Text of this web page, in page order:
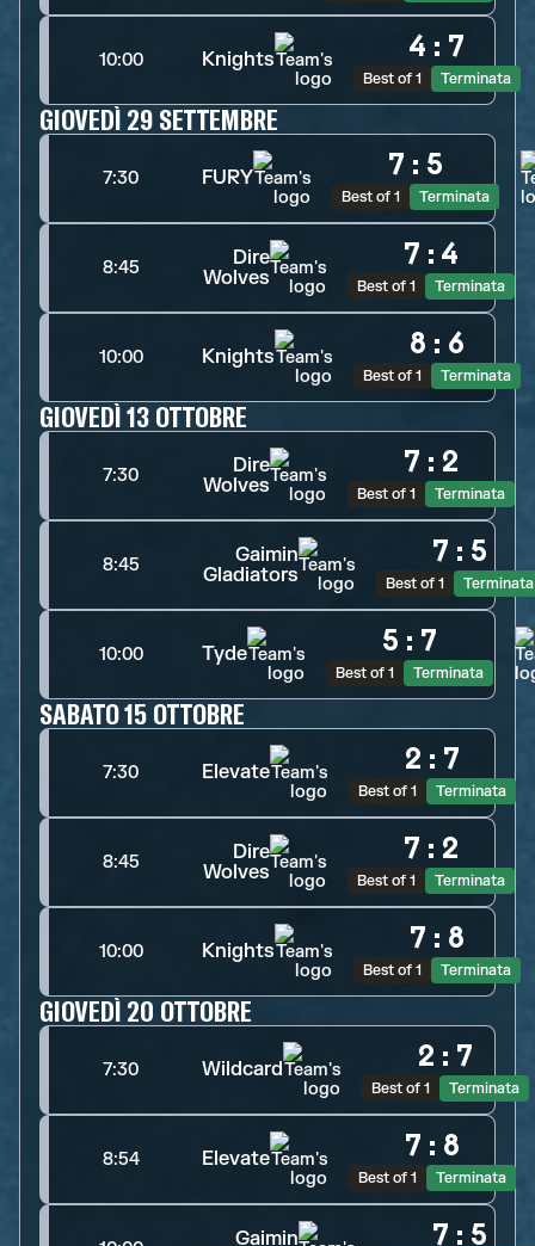
10:00 Knights 4 : 7
Best of 1 Terminata
GIOVEDÌ 29 SETTEMBRE
7:30 FURY 7 : 5
Best of 1 Terminata
8:45
Dire
Wolves
7 : 4
Best of 1 Terminata
10:00 Knights 8 : 6
Best of 1 Terminata
GIOVEDÌ 13 OTTOBRE
7:30
Dire
Wolves
7 : 2
Best of 1 Terminata
8:45
Gaimin
Gladiators
7 : 5
Best of 1 Terminata
10:00 Tyde 5 : 7
Best of 1 Terminata
SABATO 15 OTTOBRE
7:30 Elevate 2 : 7
Best of 1 Terminata
8:45
Dire
Wolves
7 : 2
Best of 1 Terminata
10:00 Knights 7 : 8
Best of 1 Terminata
GIOVEDÌ 20 OTTOBRE
7:30 Wildcard 2 : 7
Best of 1 Terminata
8:54 Elevate 7 : 8
Best of 1 Terminata
Gaimin
7 : 5